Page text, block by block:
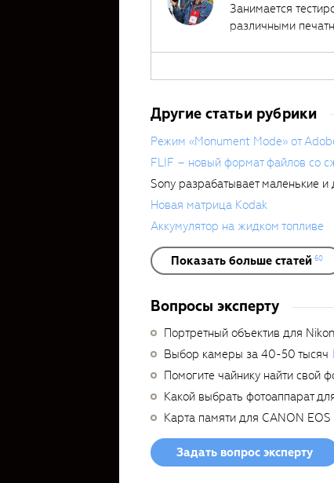
Занимается
различными
Другие статьи рубрики
Режим «Monument Mode» от
FLIF – новый формат файлов со
Sony разрабатывает маленькие
Новая матрица Kodak
Аккумулятор на жидком топливе
Показать больше статей 60
Вопросы эксперту
Портретный объектив для
Выбор камеры за 40-50 тысяч
Помогите чайнику найти свой
Какой выбрать фотоаппарат
Карта памяти для CANON
Задать вопрос эксперту